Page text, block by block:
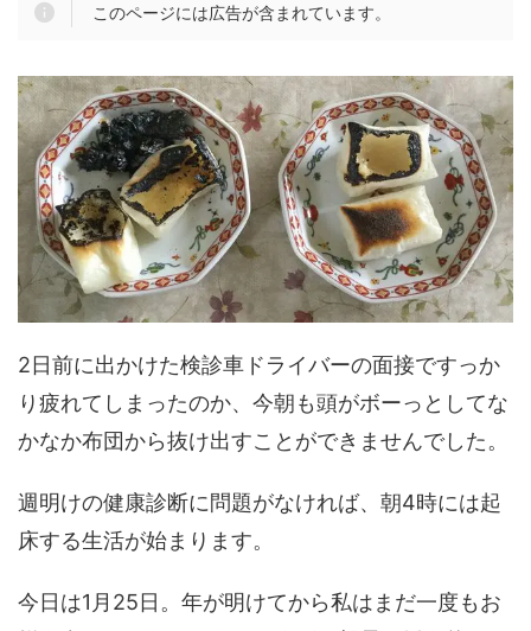
このページには広告が含まれています。
2日前に出かけた検診車ドライバーの面接ですっか
り疲れてしまったのか、今朝も頭がボーっとしてな
かなか布団から抜け出すことができませんでした。
週明けの健康診断に問題がなければ、朝4時には起
床する生活が始まります。
今日は1月25日。年が明けてから私はまだ一度もお